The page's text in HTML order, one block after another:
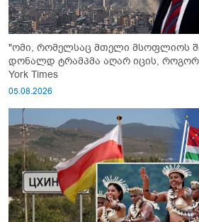
"ომი, რომელსაც მთელი მსოფლიოს
დონალდ ტრამპმა აღარ იცის, როგორ
York Times
05.08.2026